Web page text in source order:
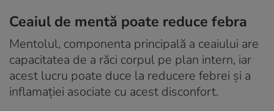
Ceaiul de mentă poate reduce febra
Mentolul, componenta principală a ceaiului are
capacitatea de a răci corpul pe plan intern, iar
acest lucru poate duce la reducere febrei și a
inflamației asociate cu acest disconfort.